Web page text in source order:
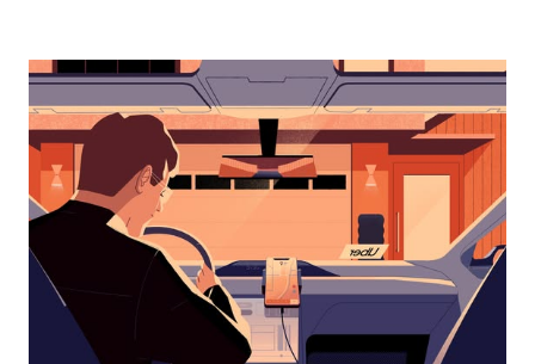
de
te
openen
een
datum
te
selecteren.
Druk
Escape